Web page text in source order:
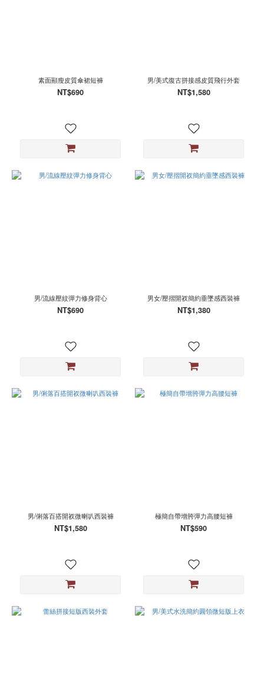
素面顯瘦皮質傘裙短褲
NT$690
男/美式復古拼接感皮質飛行外套
NT$1,580
男/流線壓紋彈力修身背心
NT$690
男女/壓摺開衩簡約垂墜感西裝褲
NT$1,380
男/俐落百搭開衩微喇叭西裝褲
NT$1,580
極簡自帶增胯彈力高腰短褲
NT$590